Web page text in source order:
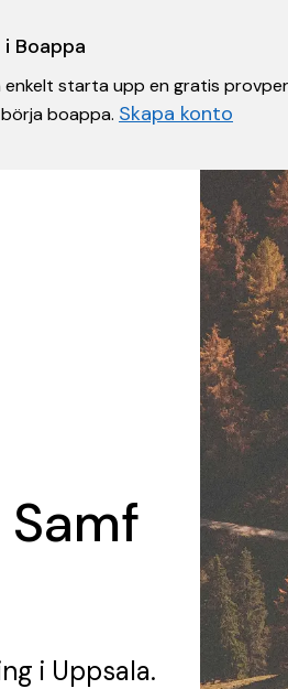
Boappa
starta upp en gratis
boappa. Skapa konto
i Uppsala.